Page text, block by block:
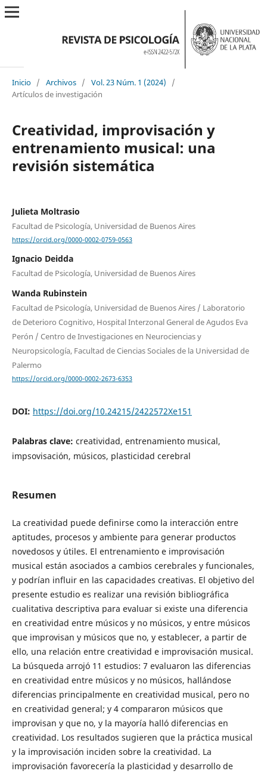
Inicio / Archivos / Vol. 23 Núm. 1 (2024)
/
Artículos de investigación
Creatividad, improvisación y
entrenamiento musical: una
revisión sistemática
Julieta Moltrasio
Facultad de Psicología, Universidad de Buenos Aires
https://orcid.org/0000-0002-0759-0563
Ignacio Deidda
Facultad de Psicología, Universidad de Buenos Aires
Wanda Rubinstein
Facultad de Psicología, Universidad de Buenos Aires / Laboratorio
de Deterioro Cognitivo, Hospital Interzonal General de Agudos Eva
Perón / Centro de Investigaciones en Neurociencias y
Neuropsicología, Facultad de Ciencias Sociales de la Universidad de
Palermo
https://orcid.org/0000-0002-2673-6353
DOI: https://doi.org/10.24215/2422572Xe151
Palabras clave: creatividad, entrenamiento musical,
impsovisación, músicos, plasticidad cerebral
Resumen
La creatividad puede definirse como la interacción entre
aptitudes, procesos y ambiente para generar productos
novedosos y útiles. El entrenamiento e improvisación
musical están asociados a cambios cerebrales y funcionales,
y podrían influir en las capacidades creativas. El objetivo del
presente estudio es realizar una revisión bibliográfica
cualitativa descriptiva para evaluar si existe una diferencia
en creatividad entre músicos y no músicos, y entre músicos
que improvisan y músicos que no, y establecer, a partir de
ello, una relación entre creatividad e improvisación musical.
La búsqueda arrojó 11 estudios: 7 evaluaron las diferencias
en creatividad entre músicos y no músicos, hallándose
diferencias principalmente en creatividad musical, pero no
en creatividad general; y 4 compararon músicos que
improvisan y que no, y la mayoría halló diferencias en
creatividad. Los resultados sugieren que la práctica musical
y la improvisación inciden sobre la creatividad. La
improvisación favorecería la plasticidad y desarrollo de